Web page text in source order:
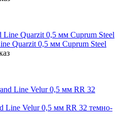
Quarzit 0,5 мм Cuprum Steel
Line Velur 0,5 мм RR 32 темно-